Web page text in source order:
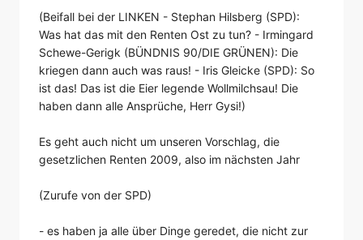
(Beifall bei der LINKEN - Stephan Hilsberg (SPD):
Was hat das mit den Renten Ost zu tun? - Irmingard
Schewe-Gerigk (BÜNDNIS 90/DIE GRÜNEN): Die
kriegen dann auch was raus! - Iris Gleicke (SPD): So
ist das! Das ist die Eier legende Wollmilchsau! Die
haben dann alle Ansprüche, Herr Gysi!)
Es geht auch nicht um unseren Vorschlag, die
gesetzlichen Renten 2009, also im nächsten Jahr
(Zurufe von der SPD)
- es haben ja alle über Dinge geredet, die nicht zur